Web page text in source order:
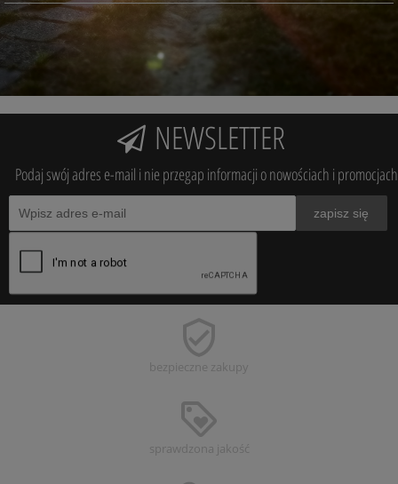
NEWSLETTER
Podaj swój adres e-mail i nie przegap informacji o nowościach i
zapisz się
bezpieczne zakupy
sprawdzona jakość